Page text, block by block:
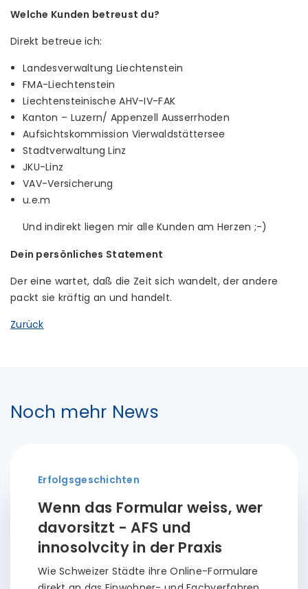
Welche Kunden betreust du?
Direkt betreue ich:
Landesverwaltung Liechtenstein
FMA-Liechtenstein
Liechtensteinische AHV-IV-FAK
Kanton – Luzern/ Appenzell Ausserrhoden
Aufsichtskommission Vierwaldstättersee
Stadtverwaltung Linz
JKU-Linz
VAV-Versicherung
u.e.m
Und indirekt liegen mir alle Kunden am Herzen ;-)
Dein persönliches Statement
Der eine wartet, daß die Zeit sich wandelt, der andere
packt sie kräftig an und handelt.
Zurück
Noch mehr News
Erfolgsgeschichten
Wenn das Formular weiss, wer
davorsitzt - AFS und
innosolvcity in der Praxis
Wie Schweizer Städte ihre Online-Formulare